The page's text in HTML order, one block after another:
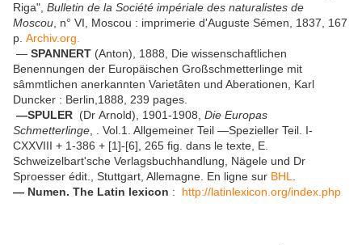
Riga", Bulletin de la Société impériale des naturalistes de
Moscou , n° VI, Moscou : imprimerie d'Auguste Sémen, 1837, 167
p. Archiv.org.
— SPANNERT (Anton), 1888, Die wissenschaftlichen
Benennungen der Europäischen Großschmetterlinge mit
sâmmtlichen anerkannten Varietâten und Aberationen, Karl
Duncker : Berlin,1888, 239 pages.
—SPULER (Dr Arnold), 1901-1908, Die Europas
Schmetterlinge , . Vol.1. Allgemeiner Teil —Spezieller Teil. I-
CXXVIII + 1-386 + [1]-[6], 265 fig. dans le texte, E.
Schweizelbart'sche Verlagsbuchhandlung, Nägele und Dr
Sproesser édit., Stuttgart, Allemagne. En ligne sur BHL
— Numen. The Latin lexicon : http://latinlexicon.org/index.php